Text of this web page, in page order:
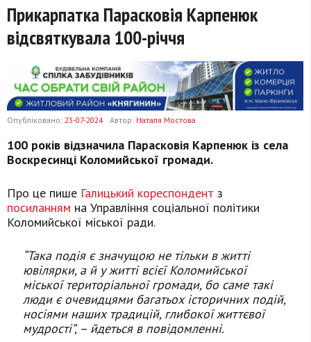
Прикарпатка Парасковія Карпенюк
відсвяткувала 100-річчя
Опубліковано: 23-07-2024 Автор: Наталя Мостова
100 років відзначила Парасковія Карпенюк із села
Воскресинці Коломийської громади.
Про це пише Галицький кореспондент з
посиланням на Управління соціальної політики
Коломийської міської ради.
“Така подія є значущою не тільки в житті
ювілярки, а й у житті всієї Коломийської
міської територіальної громади, бо саме такі
люди є очевидцями багатьох історичних подій,
носіями наших традицій, глибокої життєвої
мудрості”, – йдеться в повідомленні.